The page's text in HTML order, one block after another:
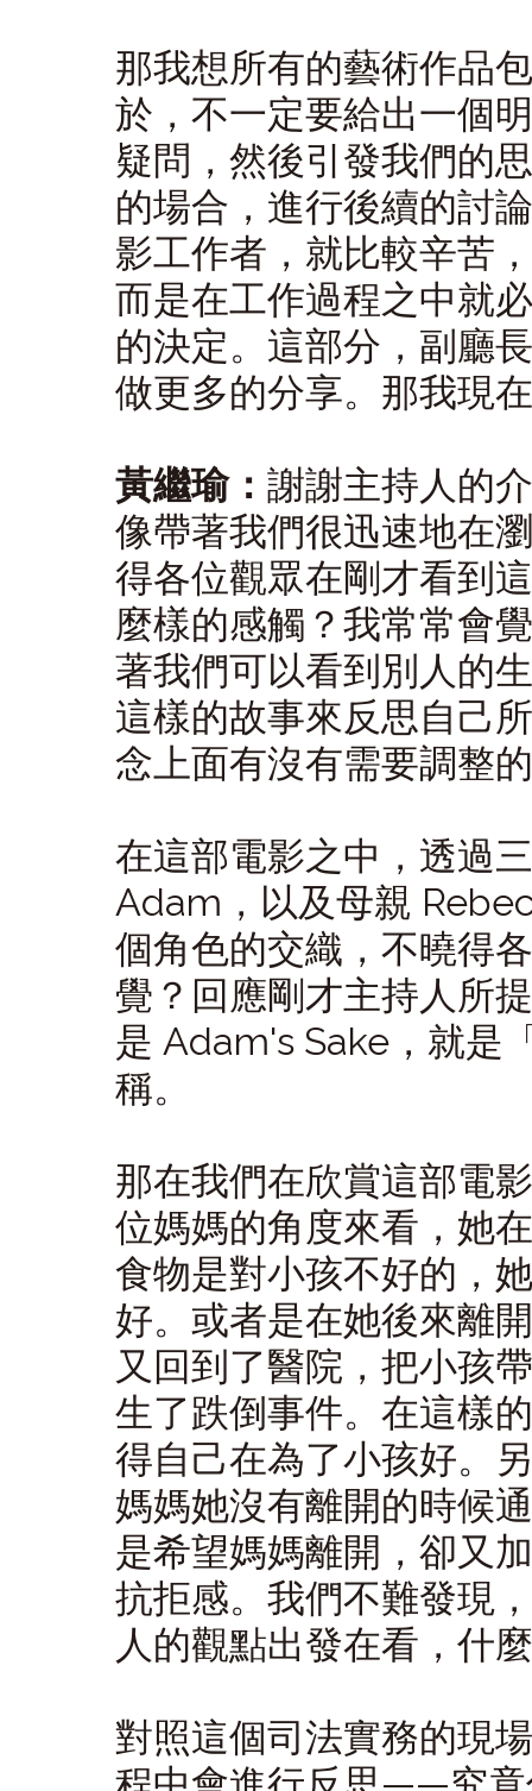
那我想所有的藝術作品
於，不一定要給出一個
疑問，然後引發我們的
的場合，進行後續的討
影工作者，就比較辛苦
而是在工作過程之中就
的決定。這部分，副廳
做更多的分享。那我現
黃繼瑜： 謝謝主持人的
像帶著我們很迅速地在
得各位觀眾在剛才看到
麼樣的感觸？我常常會
著我們可以看到別人的
這樣的故事來反思自己
念上面有沒有需要調整
在這部電影之中，透過
Adam，以及母親
個角色的交織，不曉得
覺？回應剛才主持人所
是 Adam's Sake，就是
稱。
那在我們在欣賞這部電
位媽媽的角度來看，她
食物是對小孩不好的，
好。或者是在她後來離
又回到了醫院，把小孩
生了跌倒事件。在這樣
得自己在為了小孩好。
媽媽她沒有離開的時候
是希望媽媽離開，卻又
抗拒感。我們不難發現
人的觀點出發在看，什
對照這個司法實務的現